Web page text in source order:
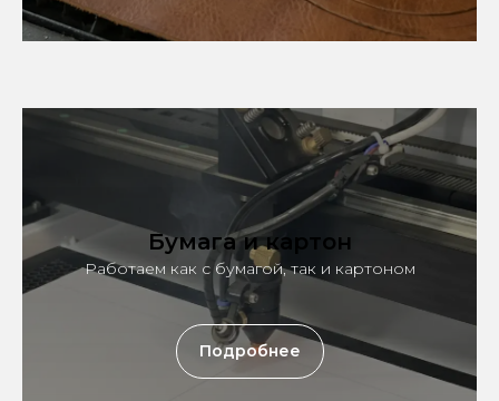
Бумага и картон
Работаем как с бумагой, так и картоном
Подробнее